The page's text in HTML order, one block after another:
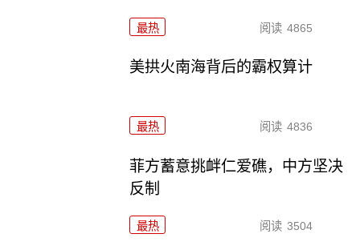
最热 阅读 4865
美拱火南海背后的霸权算计
最热 阅读 4836
菲方蓄意挑衅仁爱礁，中方坚决
反制
最热 阅读 3504